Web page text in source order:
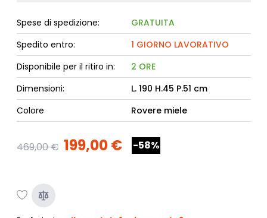
Spese di spedizione:
GRATUITA
Spedito entro:
1 GIORNO LAVORATIVO
Disponibile per il ritiro in:
2 ORE
Dimensioni:
L. 190 H.45 P.51 cm
Colore
Rovere miele
469,00 € 199,00 € -58%